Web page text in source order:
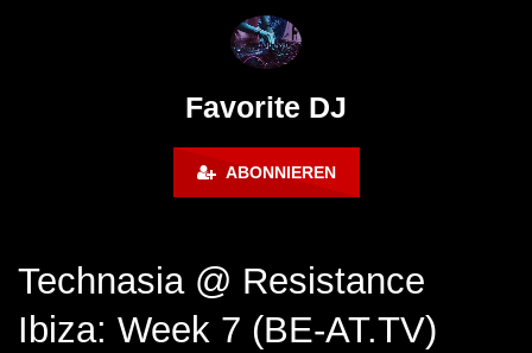
Niereich | @ Tresor Berlin | Blind Spot
Ben Klock @ Berghain, Berlin – Tsugi
Ben Klock [Ostgut Ton] live at Berghain
2014
Favorite DJ
ABONNIEREN
Technasia @ Resistance
Ibiza: Week 7 (BE-AT.TV)